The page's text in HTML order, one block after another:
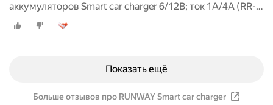
аккумуляторов Smart car charger 6/12В; ток 1А/4А (RR-
105)
Показать ещё
Больше отзывов про RUNWAY Smart car charger